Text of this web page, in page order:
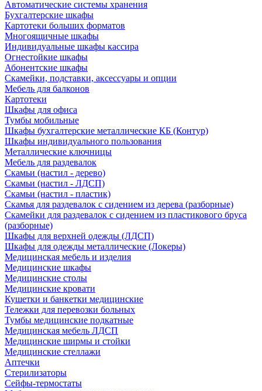
Автоматические системы хранения
Бухгалтерские шкафы
Картотеки больших форматов
Многоящичные шкафы
Индивидуальные шкафы кассира
Огнестойкие шкафы
Абонентские шкафы
Скамейки, подставки, аксессуары и опции
Мебель для балконов
Картотеки
Шкафы для офиса
Тумбы мобильные
Шкафы бухгалтерские металлические КБ (Контур)
Шкафы индивидуального пользования
Металлические ключницы
Мебель для раздевалок
Скамьи (настил - дерево)
Скамьи (настил - ЛДСП)
Скамьи (настил - пластик)
Скамья для раздевалок с сидением из дерева (разборные)
Скамейки для раздевалок с сидением из пластикового бруса
(разборные)
Шкафы для верхней одежды (ЛДСП)
Шкафы для одежды металлические (Локеры)
Медицинская мебель и изделия
Медицинские шкафы
Медицинские столы
Медицинские кровати
Кушетки и банкетки медицинские
Тележки для перевозки больных
Тумбы медицинские подкатные
Медицинская мебель ЛДСП
Медицинские ширмы и стойки
Медицинские стеллажи
Аптечки
Стерилизаторы
Сейфы-термостаты